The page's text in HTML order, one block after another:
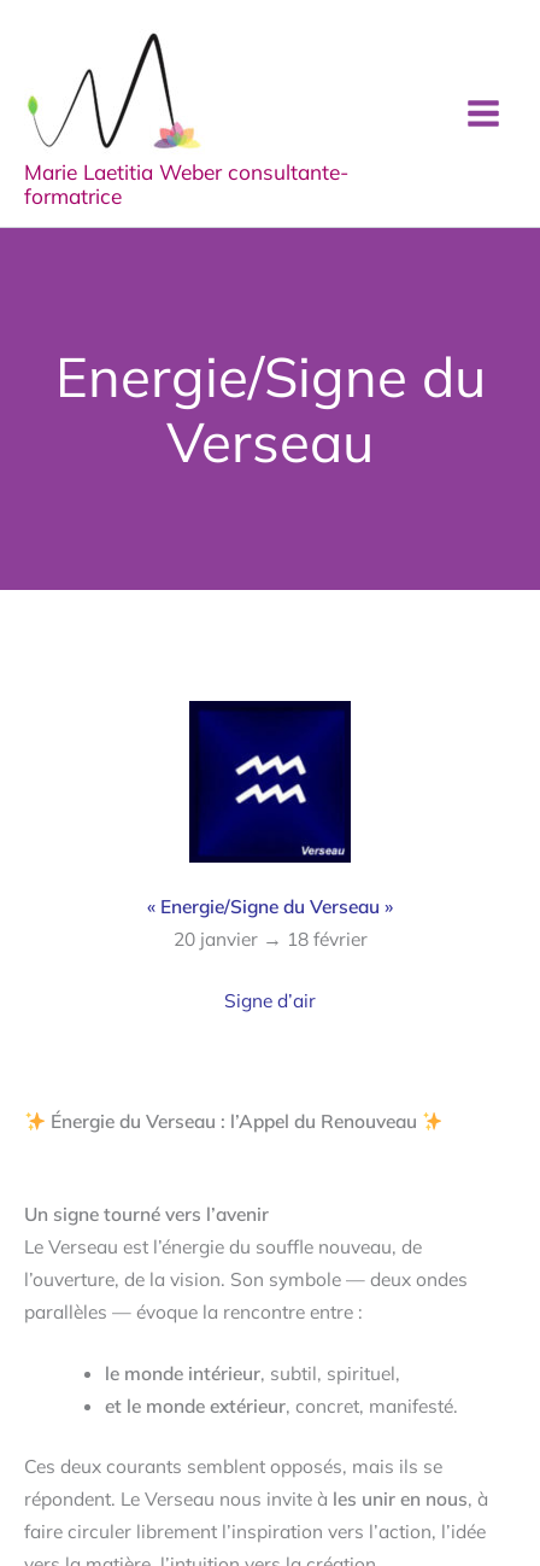
Marie Laetitia Weber consultante-
formatrice
Energie/Signe du
Verseau
« Energie/Signe du Verseau »
20 janvier → 18 février
Signe d’air
Énergie du Verseau : l’Appel du Renouveau
Un signe tourné vers l’avenir
Le Verseau est l’énergie du souffle nouveau, de
l’ouverture, de la vision. Son symbole — deux ondes
parallèles — évoque la rencontre entre :
le monde intérieur, subtil, spirituel,
et le monde extérieur, concret, manifesté.
Ces deux courants semblent opposés, mais ils se
répondent. Le Verseau nous invite à les unir en nous, à
faire circuler librement l’inspiration vers l’action, l’idée